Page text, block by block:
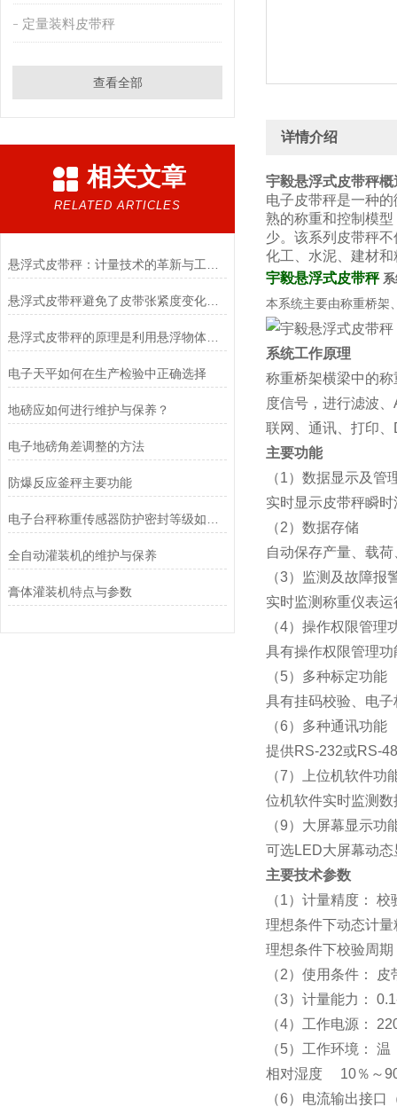
定量装料皮带秤
查看全部
相关文章
RELATED ARTICLES
悬浮式皮带秤避免了皮带张紧度变化对计量精度的影响
悬浮式皮带秤的原理是利用悬浮物体重力与浮力的平衡原理
电子天平如何在生产检验中正确选择
地磅应如何进行维护与保养？
电子地磅角差调整的方法
防爆反应釜秤主要功能
全自动灌装机的维护与保养
膏体灌装机特点与参数
详情介绍
宇毅悬浮式皮带秤概
电子皮带秤是一种
熟的称重和控制模
少。该系列皮带秤
化工、水泥、建材
宇毅悬浮式皮带秤
本系统主要由称重桥架
系统工作原理
称重桥架横梁中的
度信号，进行滤波
联网、通讯、打印
主要功能
（1）数据显示及管
实时显示皮带秤瞬
（2）数据存储
自动保存产量、载
（3）监测及故障报
实时监测称重仪表
（4）操作权限管理
具有操作权限管理
（5）多种标定功能
具有挂码校验、电
（6）多种通讯功能
提供RS-232或RS-
（7）上位机软件功
位机软件实时监测
（9）大屏幕显示功
可选LED大屏幕动
主要技术参数
（1）计量精度：
理想条件下动态计
理想条件下校验周期
（2）使用条件：
（3）计量能力：
（4）工作电源：
（5）工作环境：
相对湿度 10％～
（6）电流输出接